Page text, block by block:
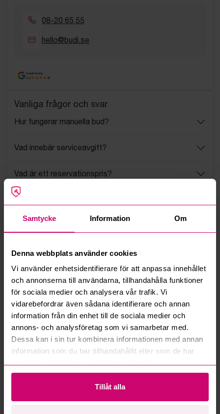
Samtycke Information Om
Denna webbplats använder cookies
Vi använder enhetsidentifierare för att anpassa innehållet
och annonserna till användarna, tillhandahålla funktioner
för sociala medier och analysera vår trafik. Vi
vidarebefordrar även sådana identifierare och annan
information från din enhet till de sociala medier och
annons- och analysföretag som vi samarbetar med.
Dessa kan i sin tur kombinera informationen med annan
information som du har tillhandahållit eller som de har
Tillåt alla
08-20 65 55
hello@budi.se
Google Rating
4.5
Vanliga frågor och svar
Hur fungerar manuella bud?
Vad innebär serviceavgift?
Vad är ett reservationspris?
Hur fungerar maxbud?
Kan jag ångra ett bud?
Kan ni frakta mina vunna objekt?
Läs fler frågor och svar
Mer från samma kategori
Milwaukee Milwaukee